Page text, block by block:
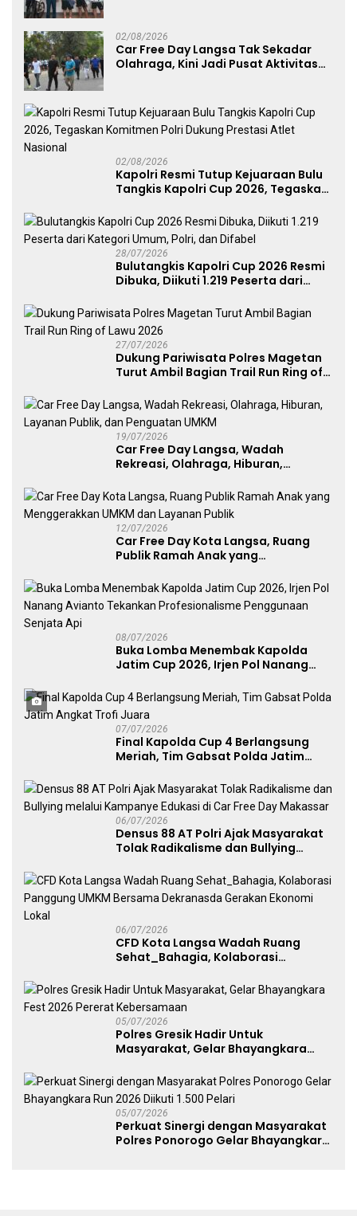
02/08/2026
Car Free Day Langsa Tak Sekadar
Olahraga, Kini Jadi Pusat Aktivitas
02/08/2026
Kapolri Resmi Tutup Kejuaraan Bulu
Tangkis Kapolri Cup 2026, Tegaskan
Atlet Nasional
28/07/2026
Bulutangkis Kapolri Cup 2026 Resmi
Dibuka, Diikuti 1.219 Peserta dari
27/07/2026
Dukung Pariwisata Polres Magetan
Turut Ambil Bagian Trail Run Ring of
19/07/2026
Car Free Day Langsa, Wadah
Rekreasi, Olahraga, Hiburan,
UMKM
12/07/2026
Car Free Day Kota Langsa, Ruang
Publik Ramah Anak yang
Publik
08/07/2026
Buka Lomba Menembak Kapolda
Jatim Cup 2026, Irjen Pol Nanang
Penggunaan Senjata Api
07/07/2026
Final Kapolda Cup 4 Berlangsung
Meriah, Tim Gabsat Polda Jatim
06/07/2026
Densus 88 AT Polri Ajak Masyarakat
Tolak Radikalisme dan Bullying
Free Day Makassar
06/07/2026
CFD Kota Langsa Wadah Ruang
Sehat_Bahagia, Kolaborasi
Dekranasda Gerakan Ekonomi Lokal
05/07/2026
Polres Gresik Hadir Untuk
Masyarakat, Gelar Bhayangkara
05/07/2026
Perkuat Sinergi dengan Masyarakat
Polres Ponorogo Gelar Bhayangkara